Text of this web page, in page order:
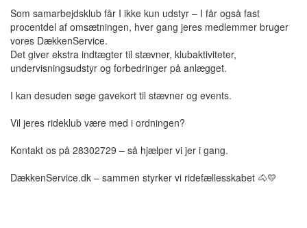
Som samarbejdsklub får I ikke kun udstyr – I får også fast
procentdel af omsætningen, hver gang jeres medlemmer bruger
vores DækkenService.
Det giver ekstra indtægter til stævner, klubaktiviteter,
undervisningsudstyr og forbedringer på anlægget.
I kan desuden søge gavekort til stævner og events.
Vil jeres rideklub være med i ordningen?
Kontakt os på 28302729 – så hjælper vi jer i gang.
DækkenService.dk – sammen styrker vi ridefællesskabet 🐴💛